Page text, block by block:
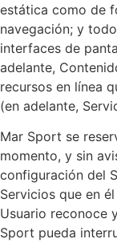
estática como de
navegación; y
interfaces de
adelante,
recursos en línea
(en adelante,
Mar Sport se
momento, y sin
configuración del
Servicios que en
Usuario reconoce
Sport pueda